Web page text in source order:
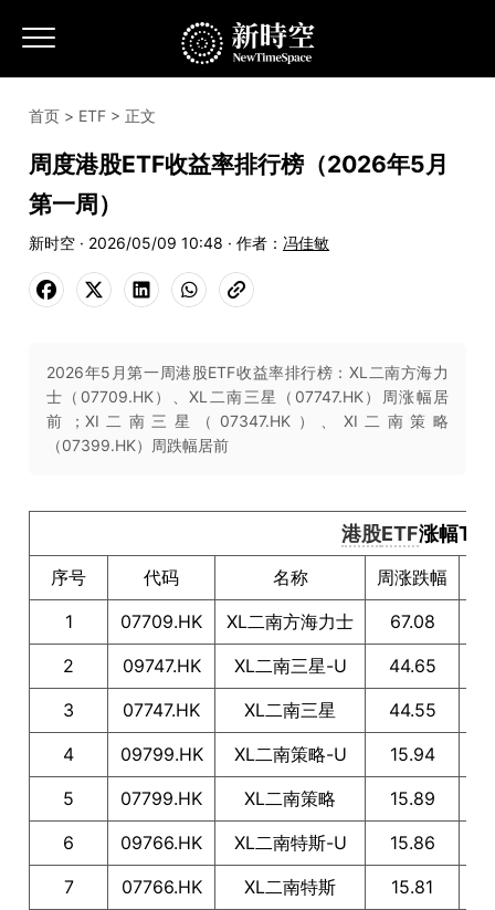
首页 > ETF > 正文
周度港股ETF收益率排行榜（2026年5月
第一周）
新时空 · 2026/05/09 10:48 · 作者： 冯佳敏
2026年5月第一周港股ETF收益率排行榜：XL二南方海力
士（07709.HK）、XL二南三星（07747.HK）周涨幅居
前；XI二南三星（07347.HK）、XI二南策略
（07399.HK）周跌幅居前
港股ETF涨幅
序号 代码 名称
周涨跌幅
1
07709.HK XL二南方海力士
67.08
2
09747.HK XL二南三星-U
44.65
3
07747.HK XL二南三星
44.55
4
09799.HK XL二南策略-U
15.94
5
07799.HK XL二南策略
15.89
6
09766.HK XL二南特斯-U
15.86
7
07766.HK XL二南特斯
15.81